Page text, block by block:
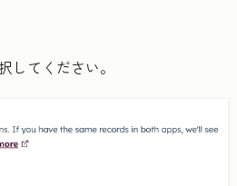
してください。